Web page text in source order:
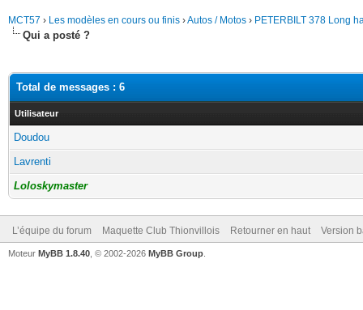
MCT57 › Les modèles en cours ou finis ›Autos / Motos › PETERBILT 378 Long
Qui a posté ?
Total de messages : 6
Utilisateur
Doudou
Lavrenti
Loloskymaster
L’équipe du forum Maquette Club Thionvillois Retourner en haut Version
Moteur MyBB 1.8.40 , © 2002-2026 MyBB Group